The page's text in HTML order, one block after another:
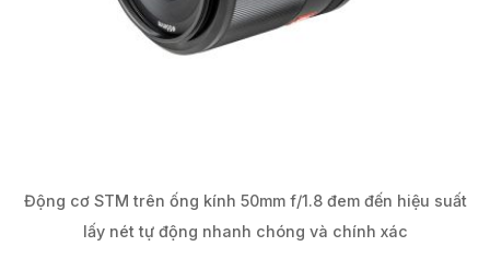
Động cơ STM trên ống kính 50mm f/1.8 đem đến hiệu suất
lấy nét tự động nhanh chóng và chính xác